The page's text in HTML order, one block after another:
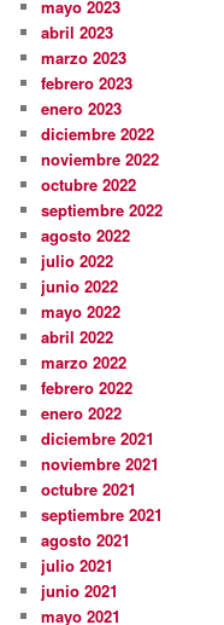
mayo 2023
abril 2023
marzo 2023
febrero 2023
enero 2023
diciembre 2022
noviembre 2022
octubre 2022
septiembre 2022
agosto 2022
julio 2022
junio 2022
mayo 2022
abril 2022
marzo 2022
febrero 2022
enero 2022
diciembre 2021
noviembre 2021
octubre 2021
septiembre 2021
agosto 2021
julio 2021
junio 2021
mayo 2021